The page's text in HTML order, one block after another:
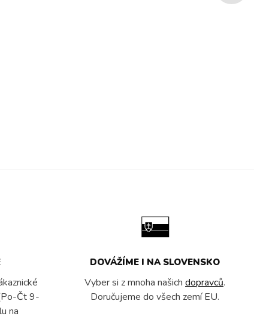
Čt 9-
na
DOVÁŽÍME I NA SLOVENSKO
Vyber si z mnoha našich dopravců.
Doručujeme do všech zemí EU.